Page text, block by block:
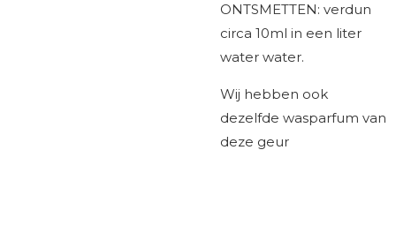
ONTSMETTEN: verdun
circa 10ml in een liter
water water.
Wij hebben ook
dezelfde wasparfum van
deze geur